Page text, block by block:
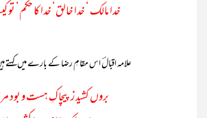
خدا مالک ‘ خدا خالق‘ خدا کا حکم‘ تو
علامہ اقبالؔ اس مقامِ رضا کے بارے میں کہتے
بروں کشید زپیچاکِ ہست و بود